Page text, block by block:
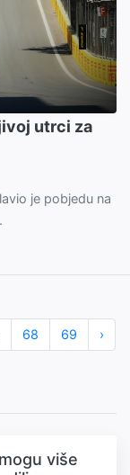
utrci za
je pobjedu na
68 69 ›
više